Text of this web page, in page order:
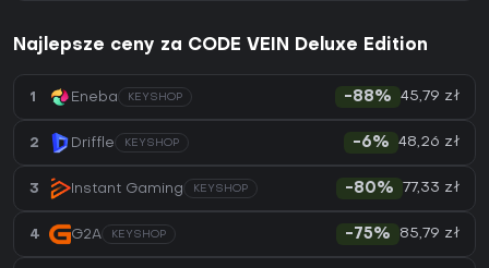
Najlepsze ceny za CODE VEIN Deluxe Edition
1 Eneba KEYSHOP -88% 45,79 zł
2 Driffle KEYSHOP -6% 48,26 zł
3 Instant Gaming KEYSHOP -80% 77,33 zł
4 G2A KEYSHOP -75% 85,79 zł